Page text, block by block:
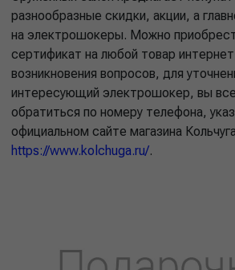
разнообразные скидки, акции, а
на электрошокеры. Можно
сертификат на любой товар
возникновения вопросов, для
интересующий электрошокер, вы
обратиться по номеру телефона,
официальном сайте магазина
https://www.kolchuga.ru/.